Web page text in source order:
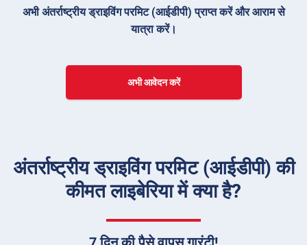
अभी अंतर्राष्ट्रीय ड्राइविंग परमिट (आईडीपी) प्राप्त करें और आराम से
यात्रा करें।
अभी आवेदन करें
अंतर्राष्ट्रीय ड्राइविंग परमिट (आईडीपी) की
कीमत लाइबेरिया में क्या है?